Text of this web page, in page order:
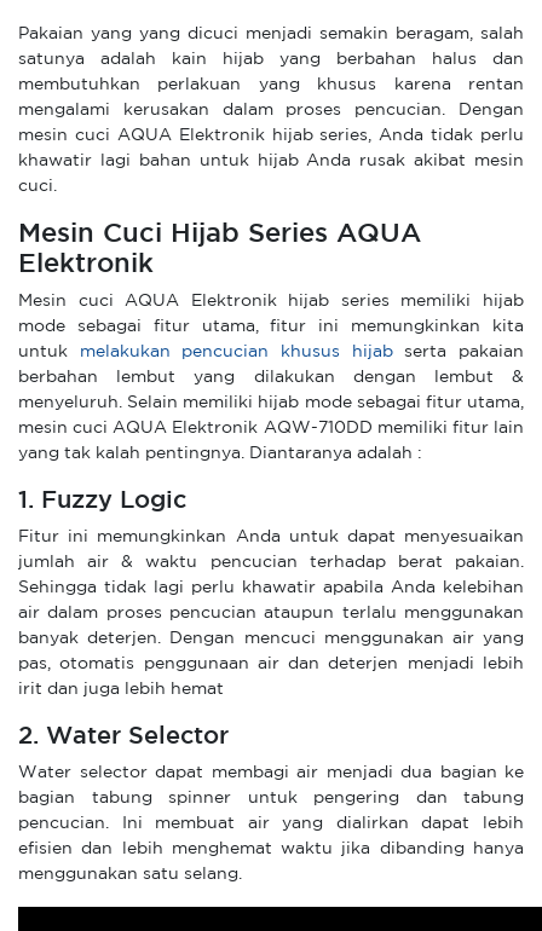
Pakaian yang yang dicuci menjadi semakin beragam, salah
satunya adalah kain hijab yang berbahan halus dan
membutuhkan perlakuan yang khusus karena rentan
mengalami kerusakan dalam proses pencucian. Dengan
mesin cuci AQUA Elektronik hijab series, Anda tidak perlu
khawatir lagi bahan untuk hijab Anda rusak akibat mesin
cuci.
Mesin Cuci Hijab Series AQUA
Elektronik
Mesin cuci AQUA Elektronik hijab series memiliki hijab
mode sebagai fitur utama, fitur ini memungkinkan kita
untuk
melakukan pencucian khusus hijabserta pakaian
berbahan lembut yang dilakukan dengan lembut &
menyeluruh. Selain memiliki hijab mode sebagai fitur utama,
mesin cuci AQUA Elektronik AQW-710DD memiliki fitur lain
yang tak kalah pentingnya. Diantaranya adalah :
1. Fuzzy Logic
Fitur ini memungkinkan Anda untuk dapat menyesuaikan
jumlah air & waktu pencucian terhadap berat pakaian.
Sehingga tidak lagi perlu khawatir apabila Anda kelebihan
air dalam proses pencucian ataupun terlalu menggunakan
banyak deterjen. Dengan mencuci menggunakan air yang
pas, otomatis penggunaan air dan deterjen menjadi lebih
irit dan juga lebih hemat
2. Water Selector
Water selector dapat membagi air menjadi dua bagian ke
bagian tabung spinner untuk pengering dan tabung
pencucian. Ini membuat air yang dialirkan dapat lebih
efisien dan lebih menghemat waktu jika dibanding hanya
menggunakan satu selang.